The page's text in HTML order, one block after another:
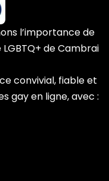
l’importance de
de Cambrai
convivial, fiable et
gay en ligne, avec :